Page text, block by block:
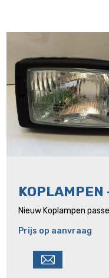
Nieuw Koplampen
Prijs op aanvraag